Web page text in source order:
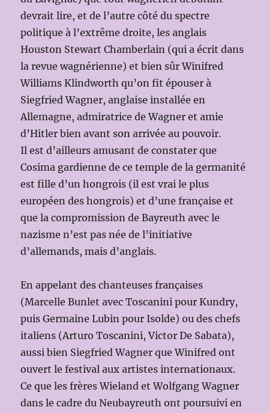
devrait lire, et de l’autre côté du spectre
politique à l’extrême droite, les anglais
Houston Stewart Chamberlain (qui a écrit dans
la revue wagnérienne) et bien sûr Winifred
Williams Klindworth qu’on fit épouser à
Siegfried Wagner, anglaise installée en
Allemagne, admiratrice de Wagner et amie
d’Hitler bien avant son arrivée au pouvoir.
Il est d’ailleurs amusant de constater que
Cosima gardienne de ce temple de la germanité
est fille d’un hongrois (il est vrai le plus
européen des hongrois) et d’une française et
que la compromission de Bayreuth avec le
nazisme n’est pas née de l’initiative
d’allemands, mais d’anglais.
En appelant des chanteuses françaises
(Marcelle Bunlet avec Toscanini pour Kundry,
puis Germaine Lubin pour Isolde) ou des chefs
italiens (Arturo Toscanini, Victor De Sabata),
aussi bien Siegfried Wagner que Winifred ont
ouvert le festival aux artistes internationaux.
Ce que les frères Wieland et Wolfgang Wagner
dans le cadre du Neubayreuth ont poursuivi en